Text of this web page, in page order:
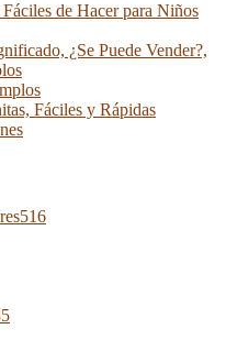
de Hacer para Niños
¿Se Puede Vender?,
Fáciles y Rápidas
516